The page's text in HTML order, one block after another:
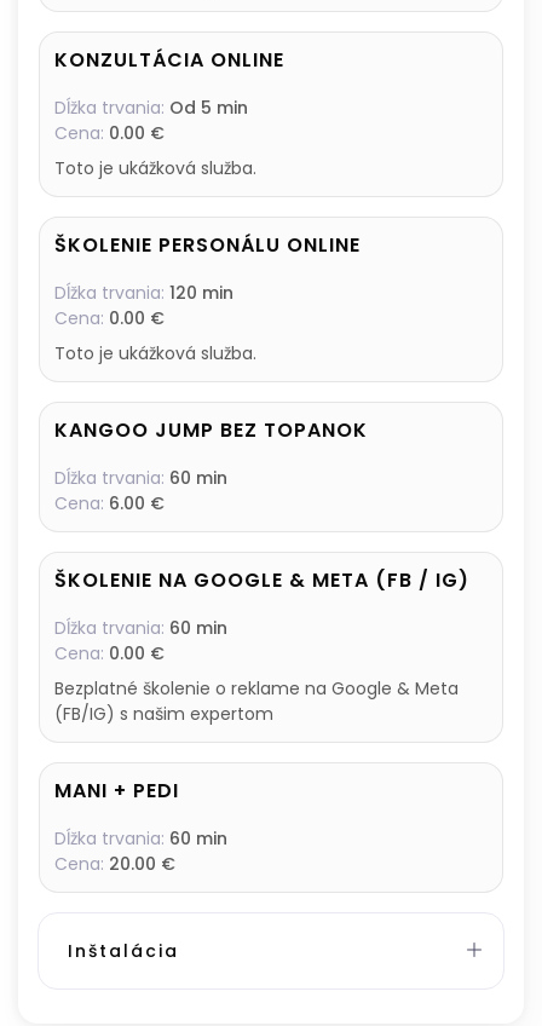
KONZULTÁCIA ONLINE
Dĺžka trvania: Od 5 min
Cena: 0.00 €
Toto je ukážková služba.
ŠKOLENIE PERSONÁLU ONLINE
Dĺžka trvania: 120 min
Cena: 0.00 €
Toto je ukážková služba.
KANGOO JUMP BEZ TOPANOK
Dĺžka trvania: 60 min
Cena: 6.00 €
ŠKOLENIE NA GOOGLE & META (FB / IG)
Dĺžka trvania: 60 min
Cena: 0.00 €
Bezplatné školenie o reklame na Google & Meta
(FB/IG) s našim expertom
MANI + PEDI
Dĺžka trvania: 60 min
Cena: 20.00 €
Inštalácia